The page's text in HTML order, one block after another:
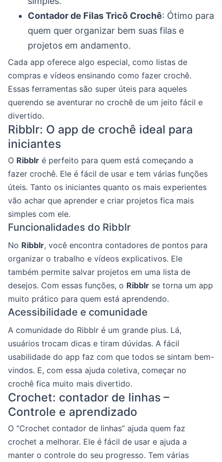
Contador de Filas Tricô Crochê: Ótimo para
quem quer organizar bem suas filas e
projetos em andamento.
Cada app oferece algo especial, como listas de
compras e vídeos ensinando como fazer crochê.
Essas ferramentas são super úteis para aqueles
querendo se aventurar no crochê de um jeito fácil e
divertido.
Ribblr: O app de crochê ideal para
iniciantes
O Ribblr é perfeito para quem está começando a
fazer crochê. Ele é fácil de usar e tem várias funções
úteis. Tanto os iniciantes quanto os mais experientes
vão achar que aprender e criar projetos fica mais
simples com ele.
Funcionalidades do Ribblr
No Ribblr, você encontra contadores de pontos para
organizar o trabalho e vídeos explicativos. Ele
também permite salvar projetos em uma lista de
desejos. Com essas funções, o Ribblr se torna um app
muito prático para quem está aprendendo.
Acessibilidade e comunidade
A comunidade do Ribblr é um grande plus. Lá,
usuários trocam dicas e tiram dúvidas. A fácil
usabilidade do app faz com que todos se sintam bem-
vindos. E, com essa ajuda coletiva, começar no
crochê fica muito mais divertido.
Crochet: contador de linhas –
Controle e aprendizado
O “Crochet contador de linhas” ajuda quem faz
crochet a melhorar. Ele é fácil de usar e ajuda a
manter o controle do seu progresso. Tem várias